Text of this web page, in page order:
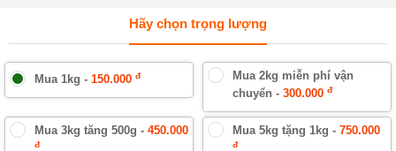
Hãy chọn trọng lượng
Mua 1kg - 150.000 đ
Mua 2kg miễn phí vận
chuyển - 300.000 đ
Mua 3kg tăng 500g - 450.000
đ
Mua 5kg tặng 1kg - 750.000
đ